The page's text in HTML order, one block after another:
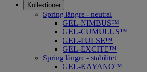
Kollektioner
Spring längre - neutral
​GEL-NIMBUS™
GEL-CUMULUS™
GEL-PULSE™
GEL-EXCITE™
Spring längre - stabilitet
GEL-KAYANO™